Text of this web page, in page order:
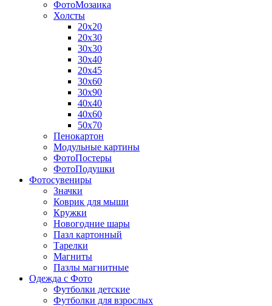
ФотоМозаика
Холсты
20х20
20х30
30х30
30х40
20х45
30х60
30х90
40х40
40х60
50х70
Пенокартон
Модульные картины
ФотоПостеры
ФотоПодушки
Фотоcувениры
Значки
Коврик для мыши
Кружки
Новогодние шары
Пазл картонный
Тарелки
Магниты
Пазлы магнитные
Одежда с Фото
Футболки детские
Футболки для взрослых